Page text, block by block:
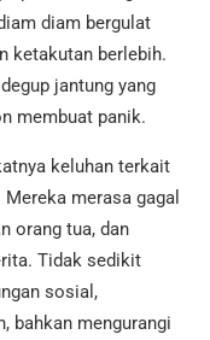
diam bergulat
ketakutan berlebih.
jantung yang
membuat panik.
keluhan terkait
merasa gagal
orang tua, dan
Tidak sedikit
sosial,
bahkan mengurangi